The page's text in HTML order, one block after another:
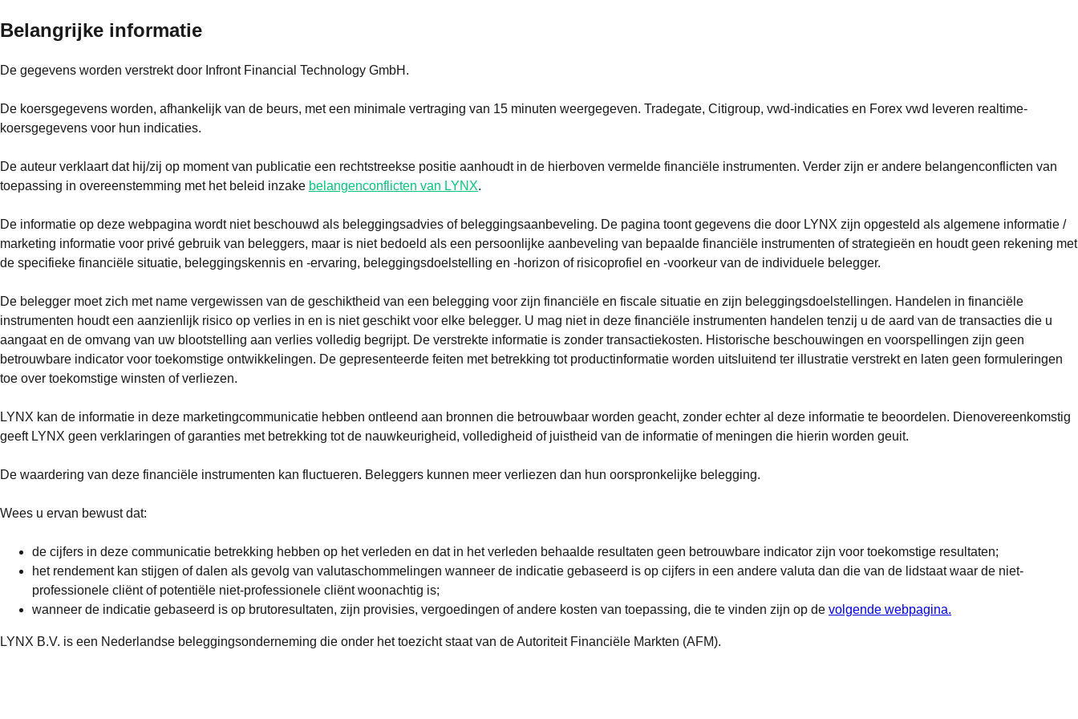
Belangrijke informatie
De gegevens worden verstrekt door Infront Financial Technology GmbH.
De koersgegevens worden, afhankelijk van de beurs, met een minimale vertraging van 15 minuten weergegeven. Tradegate, Citigroup, vwd-indicaties en Forex vwd leveren realtime-
koersgegevens voor hun indicaties.
De auteur verklaart dat hij/zij op moment van publicatie een rechtstreekse positie aanhoudt in de hierboven vermelde financiële instrumenten. Verder zijn er andere belangenconflicten van
toepassing in overeenstemming met het beleid inzake belangenconflicten van LYNX.
De informatie op deze webpagina wordt niet beschouwd als beleggingsadvies of beleggingsaanbeveling. De pagina toont gegevens die door LYNX zijn opgesteld als algemene informatie /
marketing informatie voor privé gebruik van beleggers, maar is niet bedoeld als een persoonlijke aanbeveling van bepaalde financiële instrumenten of strategieën en houdt geen rekening met
de specifieke financiële situatie, beleggingskennis en -ervaring, beleggingsdoelstelling en -horizon of risicoprofiel en -voorkeur van de individuele belegger.
De belegger moet zich met name vergewissen van de geschiktheid van een belegging voor zijn financiële en fiscale situatie en zijn beleggingsdoelstellingen. Handelen in financiële
instrumenten houdt een aanzienlijk risico op verlies in en is niet geschikt voor elke belegger. U mag niet in deze financiële instrumenten handelen tenzij u de aard van de transacties die u
aangaat en de omvang van uw blootstelling aan verlies volledig begrijpt. De verstrekte informatie is zonder transactiekosten. Historische beschouwingen en voorspellingen zijn geen
betrouwbare indicator voor toekomstige ontwikkelingen. De gepresenteerde feiten met betrekking tot productinformatie worden uitsluitend ter illustratie verstrekt en laten geen formuleringen
toe over toekomstige winsten of verliezen.
LYNX kan de informatie in deze marketingcommunicatie hebben ontleend aan bronnen die betrouwbaar worden geacht, zonder echter al deze informatie te beoordelen. Dienovereenkomstig
geeft LYNX geen verklaringen of garanties met betrekking tot de nauwkeurigheid, volledigheid of juistheid van de informatie of meningen die hierin worden geuit.
De waardering van deze financiële instrumenten kan fluctueren. Beleggers kunnen meer verliezen dan hun oorspronkelijke belegging.
Wees u ervan bewust dat:
de cijfers in deze communicatie betrekking hebben op het verleden en dat in het verleden behaalde resultaten geen betrouwbare indicator zijn voor toekomstige resultaten;
het rendement kan stijgen of dalen als gevolg van valutaschommelingen wanneer de indicatie gebaseerd is op cijfers in een andere valuta dan die van de lidstaat waar de niet-
professionele cliënt of potentiële niet-professionele cliënt woonachtig is;
wanneer de indicatie gebaseerd is op brutoresultaten, zijn provisies, vergoedingen of andere kosten van toepassing, die te vinden zijn op de volgende webpagina.
LYNX B.V. is een Nederlandse beleggingsonderneming die onder het toezicht staat van de Autoriteit Financiële Markten (AFM).